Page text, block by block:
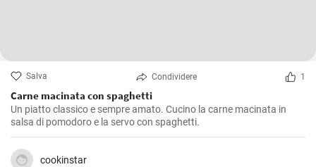
Salva Condividere 1
Carne macinata con spaghetti
Un piatto classico e sempre amato. Cucino la carne macinata in
salsa di pomodoro e la servo con spaghetti.
cookinstar